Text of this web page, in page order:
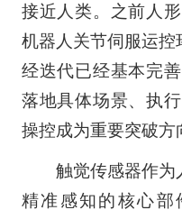
接近人类。之前人
机器人关节伺服运
经迭代已经基本完
落地具体场景、执
操控成为重要突破方
触觉传感器作为
精准感知的核心部